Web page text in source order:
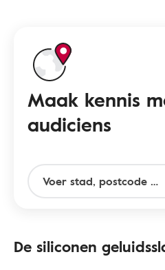
Maak kennis
audiciens
De siliconen